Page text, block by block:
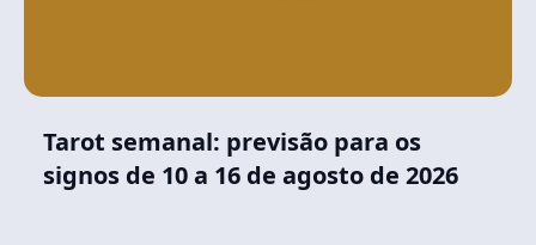
Tarot semanal: previsão para os
signos de 10 a 16 de agosto de 2026